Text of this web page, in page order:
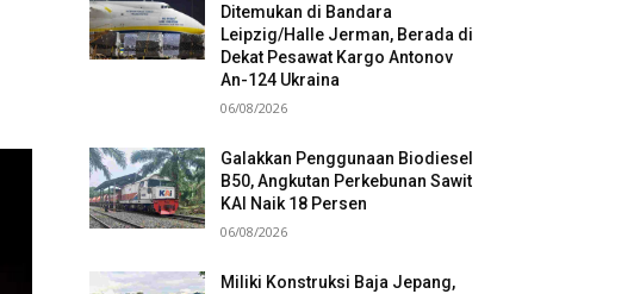
Ditemukan di Bandara
Leipzig/Halle Jerman, Berada di
Dekat Pesawat Kargo Antonov
An-124 Ukraina
06/08/2026
Galakkan Penggunaan Biodiesel
B50, Angkutan Perkebunan Sawit
KAI Naik 18 Persen
06/08/2026
Miliki Konstruksi Baja Jepang,